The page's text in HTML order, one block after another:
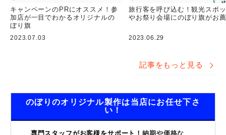
キャンペーンのPRにオススメ！参
加店が一目でわかるオリジナルの
ぼり旗
2023.07.03
旅行客を呼び込む！観光スポ
やお祭り会場にのぼり旗がお
2023.06.29
記事をもっと見る
のぼりのオリジナル製作は当店にお任せ下さ
い！
専門スタッフがお客様をサポート！納期や価格な